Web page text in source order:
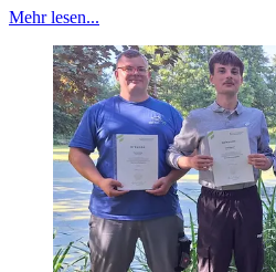
Mehr lesen...